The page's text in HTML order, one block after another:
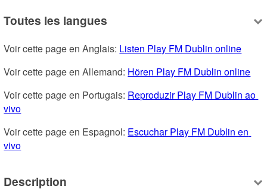
Toutes les langues
Voir cette page en Anglais: Listen Play FM Dublin online
Voir cette page en Allemand: Hören Play FM Dublin online
Voir cette page en Portugais: Reproduzir Play FM Dublin ao
vivo
Voir cette page en Espagnol: Escuchar Play FM Dublin en
vivo
Description